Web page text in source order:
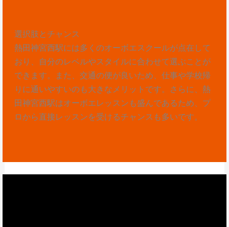
選択肢とチャンス
熱田神宮西駅には多くのオーボエスクールが点在して
おり、自分のレベルやスタイルに合わせて選ぶことが
できます。また、交通の便が良いため、仕事や学校帰
りに通いやすいのも大きなメリットです。さらに、熱
田神宮西駅はオーボエレッスンも盛んであるため、プ
ロから直接レッスンを受けるチャンスも多いです。